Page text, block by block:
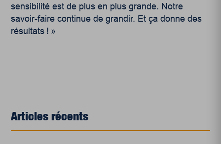
sensibilité est de plus en plus grande. Notre
savoir-faire continue de grandir. Et ça donne des
résultats ! »
Articles récents